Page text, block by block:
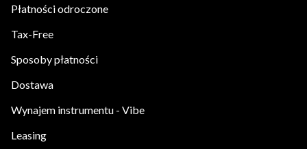
Płatności odroczone
Tax-Free
Sposoby płatności
Dostawa
Wynajem instrumentu - Vibe
Leasing